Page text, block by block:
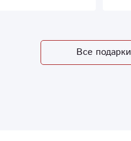
Все подарки